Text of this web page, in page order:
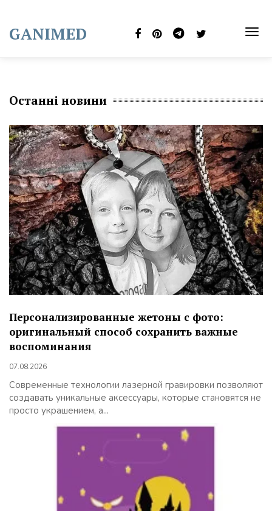
content
GANIMED
Останні новини
Персонализированные жетоны с фото:
оригинальный способ сохранить важные
воспоминания
07.08.2026
Современные технологии лазерной гравировки позволяют
создавать уникальные аксессуары, которые становятся не
просто украшением, а...